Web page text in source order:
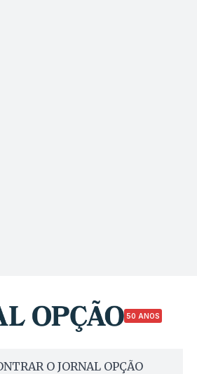
50 ANOS
O JORNAL OPÇÃO